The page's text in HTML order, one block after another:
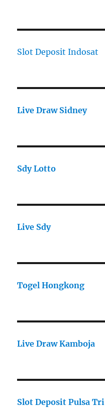
Slot Deposit Indosat
Live Draw Sidney
Sdy Lotto
Live Sdy
Togel Hongkong
Live Draw Kamboja
Slot Deposit Pulsa Tri